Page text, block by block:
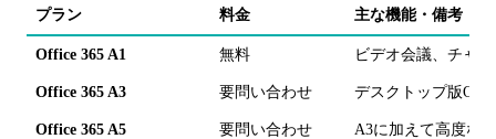
プラン 料金 主な機能・備考
Office 365 A1 無料 ビデオ会議、チャ
Office 365 A3 要問い合わせ デスクトップ版
Office 365 A5 要問い合わせ A3に加えて高度な